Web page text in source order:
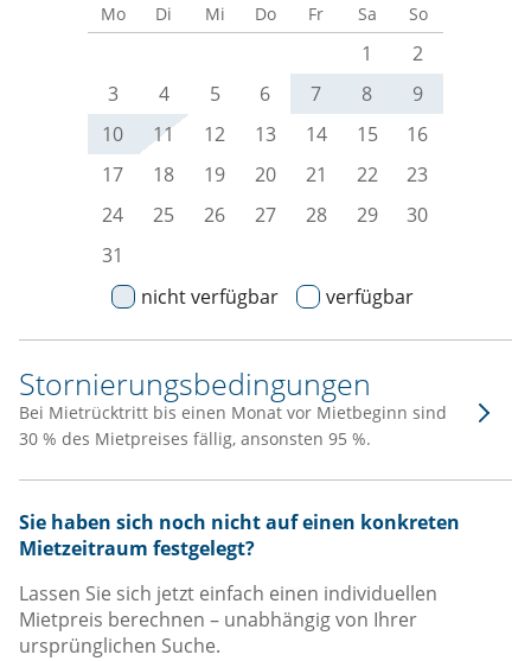
Mo Di Mi Do Fr Sa So
1
2
3
4 5 6 7 8
9
10
11 12 13 14 15
16
17
18 19 20 21 22
23
24
25 26 27 28 29
30
31
nicht verfügbar
verfügbar
Stornierungsbedingungen
Bei Mietrücktritt bis einen Monat vor Mietbeginn sind
30 % des Mietpreises fällig, ansonsten 95 %.
Sie haben sich noch nicht auf einen konkreten
Mietzeitraum festgelegt?
Lassen Sie sich jetzt einfach einen individuellen
Mietpreis berechnen – unabhängig von Ihrer
ursprünglichen Suche.